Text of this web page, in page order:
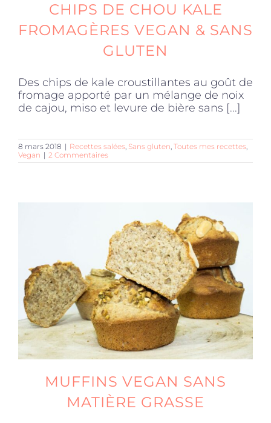
CHIPS DE CHOU KALE
FROMAGÈRES VEGAN & SANS
GLUTEN
Des chips de kale croustillantes au goût de
fromage apporté par un mélange de noix
de cajou, miso et levure de bière sans [...]
8 mars 2018 | Recettes salées, Sans gluten, Toutes mes recettes,
Vegan | 2 Commentaires
MUFFINS VEGAN SANS
MATIÈRE GRASSE